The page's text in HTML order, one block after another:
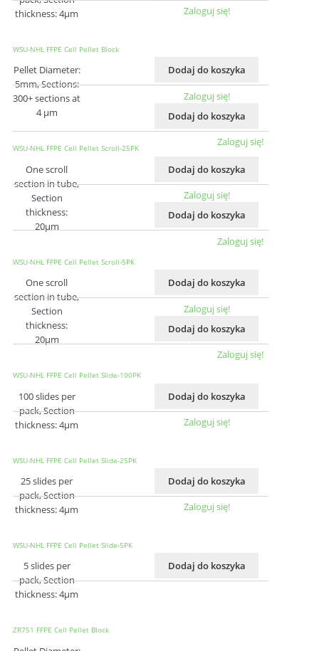
thickness: 4μm
WSU-NHL FFPE Cell Pellet Block
Pellet Diameter:
5mm, Sections:
300+ sections at
4 µm
WSU-NHL FFPE Cell Pellet Scroll-25PK
One scroll
section in tube,
Section
thickness:
20μm
Zaloguj się!
Dodaj do koszyka
WSU-NHL FFPE Cell Pellet Scroll-5PK
One scroll
section in tube,
Section
thickness:
20μm
Zaloguj się!
Dodaj do koszyka
WSU-NHL FFPE Cell Pellet Slide-100PK
100 slides per
pack, Section
thickness: 4μm
Zaloguj się!
Dodaj do koszyka
WSU-NHL FFPE Cell Pellet Slide-25PK
25 slides per
pack, Section
thickness: 4μm
Zaloguj się!
Dodaj do koszyka
WSU-NHL FFPE Cell Pellet Slide-5PK
5 slides per
pack, Section
thickness: 4μm
Zaloguj się!
Dodaj do koszyka
ZR751 FFPE Cell Pellet Block
Zaloguj się!
Dodaj do koszyka
Zaloguj się!
Dodaj do koszyka
Zaloguj się!
Dodaj do koszyka
Zaloguj się!
Dodaj do koszyka